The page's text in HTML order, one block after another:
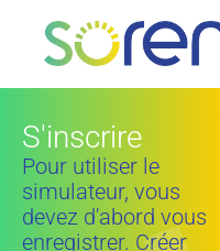
S'inscrire
Pour utiliser le
simulateur, vous
devez d'abord vous
enregistrer. Créer